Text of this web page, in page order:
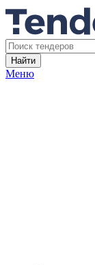
Найти
Меню